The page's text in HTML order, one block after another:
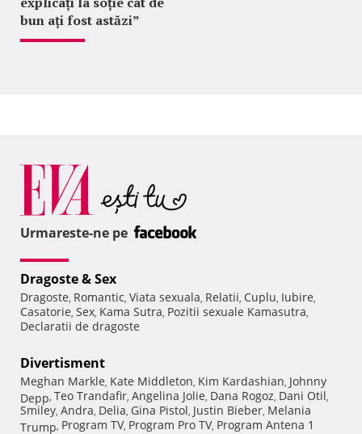
bun ați fost astăzi”
Urmareste-ne pe
Dragoste & Sex
Dragoste, Romantic, Viata sexuala, Relatii, Cuplu, Iubire,
Casatorie, Sex, Kama Sutra, Pozitii sexuale Kamasutra,
Declaratii de dragoste
Divertisment
Meghan Markle, Kate Middleton, Kim Kardashian, Johnny
Depp, Teo Trandafir, Angelina Jolie, Dana Rogoz, Dani Otil,
Smiley, Andra, Delia, Gina Pistol, Justin Bieber, Melania
Trump, Program TV, Program Pro TV, Program Antena 1